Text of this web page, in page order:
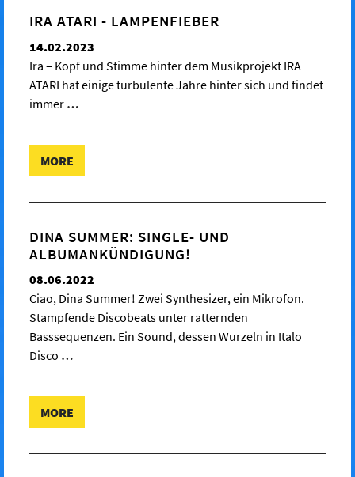
IRA ATARI - LAMPENFIEBER
14.02.2023
Ira – Kopf und Stimme hinter dem Musikprojekt IRA
ATARI hat einige turbulente Jahre hinter sich und findet
immer …
MORE
DINA SUMMER: SINGLE- UND
ALBUMANKÜNDIGUNG!
08.06.2022
Ciao, Dina Summer! Zwei Synthesizer, ein Mikrofon.
Stampfende Discobeats unter ratternden
Basssequenzen. Ein Sound, dessen Wurzeln in Italo
Disco …
MORE